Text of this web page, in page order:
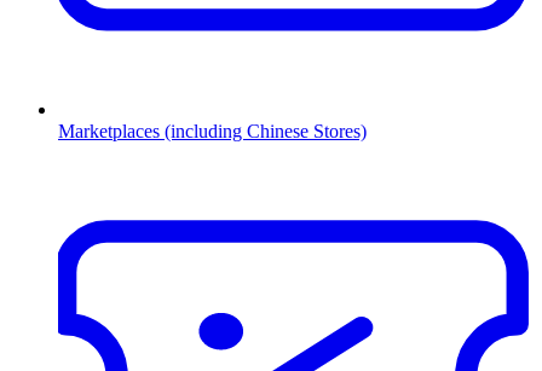
Marketplaces (including Chinese Stores)